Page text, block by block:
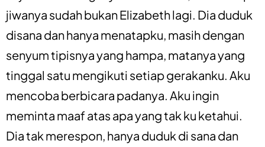
jiwanya sudah bukan Elizabeth lagi. Dia duduk
disana dan hanya menatapku, masih dengan
senyum tipisnya yang hampa, matanya yang
tinggal satu mengikuti setiap gerakanku. Aku
mencoba berbicara padanya. Aku ingin
meminta maaf atas apa yang tak ku ketahui.
Dia tak merespon, hanya duduk di sana dan